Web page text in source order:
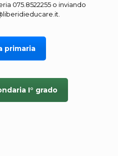
075.8522255 o inviando
primaria
I° grado